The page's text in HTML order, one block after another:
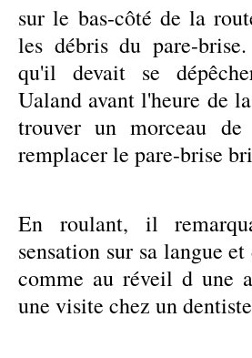
sur le bas-côté de la
les débris du pare-
qu'il devait se
Ualand avant l'heure de
trouver un morceau de
remplacer le pare-brise
En roulant, il
sensation sur sa langue
comme au réveil d une
une visite chez un